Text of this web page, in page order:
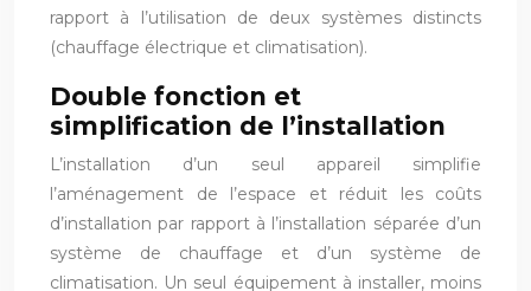
rapport à l’utilisation de deux systèmes distincts
(chauffage électrique et climatisation).
Double fonction et
simplification de l’installation
L’installation d’un seul appareil simplifie
l’aménagement de l’espace et réduit les coûts
d’installation par rapport à l’installation séparée d’un
système de chauffage et d’un système de
climatisation. Un seul équipement à installer, moins